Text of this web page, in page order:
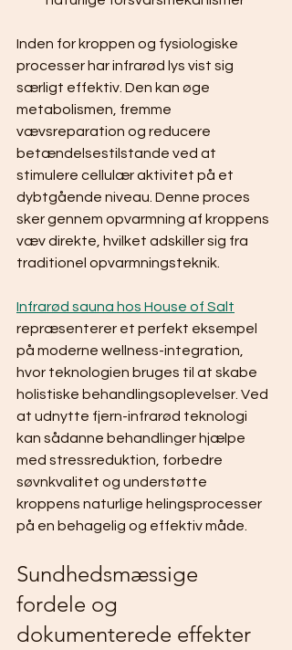
Inden for kroppen og fysiologiske
processer har infrarød lys vist sig
særligt effektiv. Den kan øge
metabolismen, fremme
vævsreparation og reducere
betændelsestilstande ved at
stimulere cellulær aktivitet på et
dybtgående niveau. Denne proces
sker gennem opvarmning af kroppens
væv direkte, hvilket adskiller sig fra
traditionel opvarmningsteknik.
Infrarød sauna hos House of Salt
repræsenterer et perfekt eksempel
på moderne wellness-integration,
hvor teknologien bruges til at skabe
holistiske behandlingsoplevelser. Ved
at udnytte fjern-infrarød teknologi
kan sådanne behandlinger hjælpe
med stressreduktion, forbedre
søvnkvalitet og understøtte
kroppens naturlige helingsprocesser
på en behagelig og effektiv måde.
Sundhedsmæssige
fordele og
dokumenterede effekter